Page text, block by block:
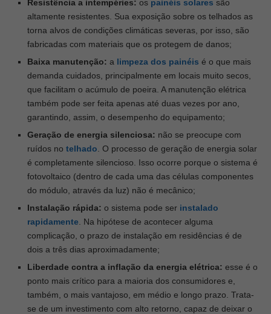
Resistência a intempéries: os painéis solares são
altamente resistentes. Sua exposição sobre os telhados as
torna alvos de condições climáticas severas, por isso, são
fabricadas com materiais que os protegem de danos;
Baixa manutenção: a limpeza dos painéis é o que mais
demanda cuidados, principalmente em locais muito secos,
que facilitam o acúmulo de poeira. A manutenção elétrica
também pode ser feita apenas até duas vezes por ano,
garantindo, assim, o desempenho do equipamento;
Geração de energia silenciosa: não se preocupe com
ruídos no telhado . O processo de geração de energia solar
é completamente silencioso. Isso ocorre porque o sistema é
fotovoltaico (dentro de cada uma das células componentes
do módulo, através da luz) não é mecânico;
Instalação rápida: o sistema pode ser instalado
rapidamente . Na hipótese de acontecer alguma
complicação, o prazo de instalação em residências é de
dois a três dias aproximadamente;
Liberdade contra a inflação da energia elétrica: esse é o
ponto mais crítico para a maioria dos consumidores e,
também, o mais vantajoso, em médio e longo prazo. Trata-
se de um investimento com alto retorno, capaz de deixar o